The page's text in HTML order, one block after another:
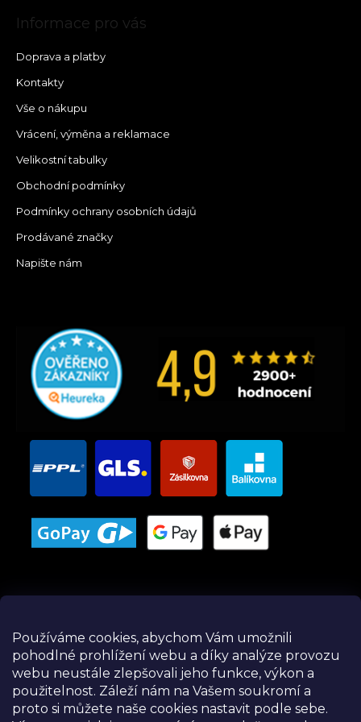
Používáme cookies, abychom Vám umožnili
pohodlné prohlížení webu a díky analýze provozu
webu neustále zlepšovali jeho funkce, výkon a
použitelnost. Záleží nám na Vašem soukromí a
proto si můžete naše cookies nastavit podle sebe.
Informace pro vás
Doprava a platby
Kontakty
Vše o nákupu
Vrácení, výměna a reklamace
Velikostní tabulky
Obchodní podmínky
Podmínky ochrany osobních údajů
Prodávané značky
Napište nám
Instagram